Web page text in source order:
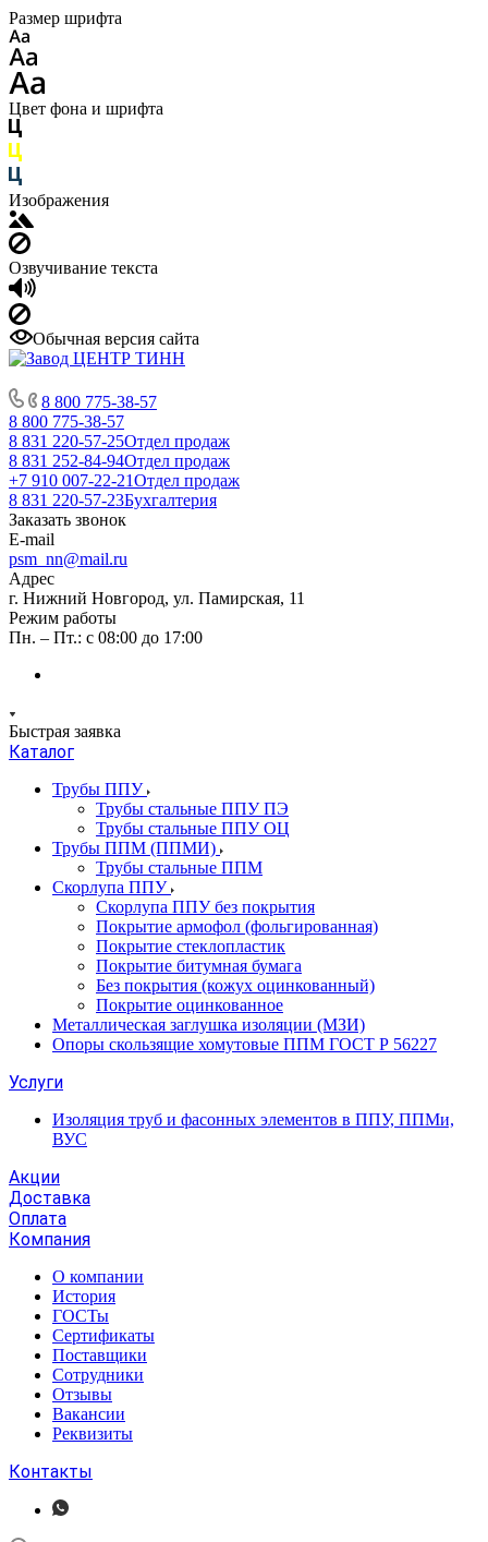
Размер шрифта
Цвет фона и шрифта
Изображения
Озвучивание текста
Обычная версия сайта
8 800 775-38-57
8 800 775-38-57
8 831 220-57-25Отдел продаж
8 831 252-84-94Отдел продаж
+7 910 007-22-21Отдел продаж
8 831 220-57-23Бухгалтерия
Заказать звонок
E-mail
psm_nn@mail.ru
Адрес
г. Нижний Новгород, ул. Памирская, 11
Режим работы
Пн. – Пт.: с 08:00 до 17:00
Быстрая заявка
Каталог
Трубы ППУ
Трубы стальные ППУ ПЭ
Трубы стальные ППУ ОЦ
Трубы ППМ (ППМИ)
Трубы стальные ППМ
Скорлупа ППУ
Скорлупа ППУ без покрытия
Покрытие армофол (фольгированная)
Покрытие стеклопластик
Покрытие битумная бумага
Без покрытия (кожух оцинкованный)
Покрытие оцинкованное
Металлическая заглушка изоляции (МЗИ)
Опоры скользящие хомутовые ППМ ГОСТ Р 56227
Услуги
Изоляция труб и фасонных элементов в ППУ, ППМи,
ВУС
Акции
Доставка
Оплата
Компания
О компании
История
ГОСТы
Сертификаты
Поставщики
Сотрудники
Отзывы
Вакансии
Реквизиты
Контакты